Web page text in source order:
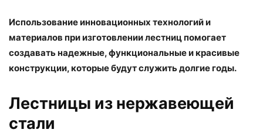
Использование инновационных технологий и
материалов при изготовлении лестниц помогает
создавать надежные, функциональные и красивые
конструкции, которые будут служить долгие годы.
Лестницы из нержавеющей
стали